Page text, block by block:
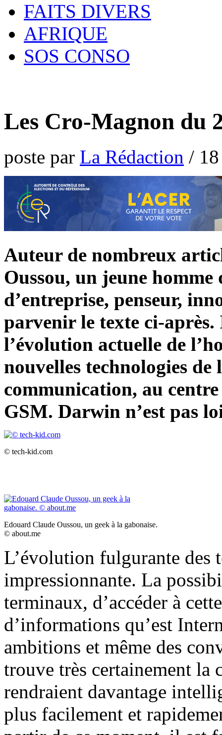
FAITS DIVERS
AFRIQUE
SOS CONSO
Les Cro-Magnon du
poste par La Rédaction /
Auteur de nombreux
Oussou, un jeune
d’entreprise, penseur,
parvenir le texte ci-
l’évolution actuelle de
nouvelles technologies
communication, au
GSM. Darwin n’est pas
© tech-kid.com
Edouard Claude Oussou, un geek à la gabonaise.
© about.me
L’évolution fulgurante des
impressionnante. La
terminaux, d’accéder à
d’informations qu’est
ambitions et même des
trouve très certainement la
rendraient davantage
plus facilement et